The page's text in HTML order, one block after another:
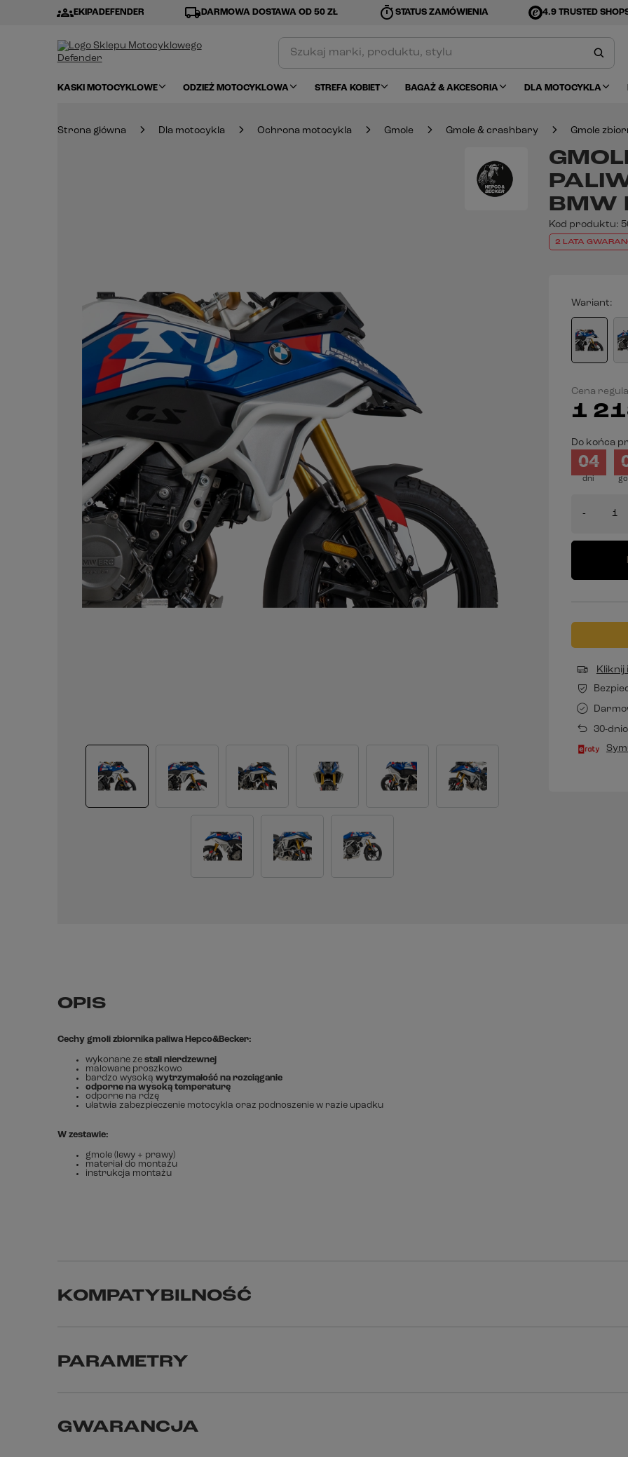
groupsEKIPADEFENDER local_shippingDARMOWA DOSTAWA OD 50 ZŁ timer STATUS ZAMÓWIENIA 4.9 TRUSTED
KASKI MOTOCYKLOWE ODZIEŻ MOTOCYKLOWA STREFA KOBIET BAGAŻ & AKCESORIA DLA MOTOCYKLA
Strona główna Dla motocykla Ochrona motocykla Gmole Gmole & crashbary Gmole
BMW
Kod produktu:
2 LATA
Wariant
Cena
1
Do końca
dni
04
-
Kliknij
30-
OPIS
Cechy gmoli zbiornika paliwa Hepco&Becker:
wykonane ze stali nierdzewnej
malowane proszkowo
bardzo wysoką wytrzymałość na rozciąganie
odporne na wysoką temperaturę
odporne na rdzę
ułatwia zabezpieczenie motocykla oraz podnoszenie w razie upadku
W zestawie:
gmole (lewy + prawy)
materiał do montażu
instrukcja montażu
KOMPATYBILNOŚĆ
PARAMETRY
GWARANCJA